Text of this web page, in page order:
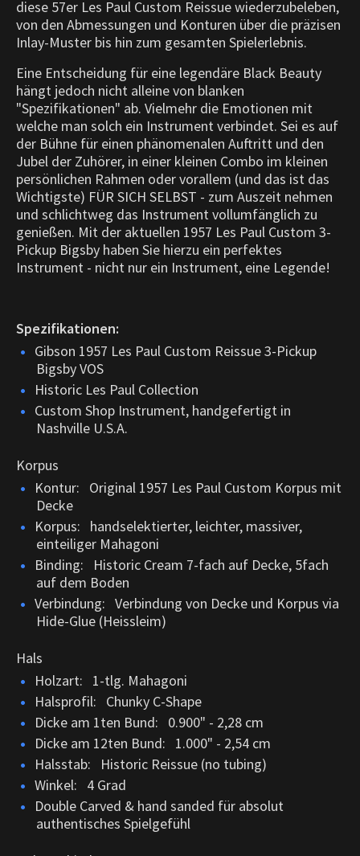
diese 57er Les Paul Custom Reissue wiederzubeleben,
von den Abmessungen und Konturen über die präzisen
Inlay-Muster bis hin zum gesamten Spielerlebnis.
Eine Entscheidung für eine legendäre Black Beauty
hängt jedoch nicht alleine von blanken
"Spezifikationen" ab. Vielmehr die Emotionen mit
welche man solch ein Instrument verbindet. Sei es auf
der Bühne für einen phänomenalen Auftritt und den
Jubel der Zuhörer, in einer kleinen Combo im kleinen
persönlichen Rahmen oder vorallem (und das ist das
Wichtigste) FÜR SICH SELBST - zum Auszeit nehmen
und schlichtweg das Instrument vollumfänglich zu
genießen. Mit der aktuellen 1957 Les Paul Custom 3-
Pickup Bigsby haben Sie hierzu ein perfektes
Instrument - nicht nur ein Instrument, eine Legende!
Spezifikationen:
Gibson 1957 Les Paul Custom Reissue 3-Pickup
Bigsby VOS
Historic Les Paul Collection
Custom Shop Instrument, handgefertigt in
Nashville U.S.A.
Korpus
Kontur: Original 1957 Les Paul Custom Korpus mit
Decke
Korpus: handselektierter, leichter, massiver,
einteiliger Mahagoni
Binding: Historic Cream 7-fach auf Decke, 5fach
auf dem Boden
Verbindung: Verbindung von Decke und Korpus via
Hide-Glue (Heissleim)
Hals
Holzart: 1-tlg. Mahagoni
Halsprofil: Chunky C-Shape
Dicke am 1ten Bund: 0.900" - 2,28 cm
Dicke am 12ten Bund: 1.000" - 2,54 cm
Halsstab: Historic Reissue (no tubing)
Winkel: 4 Grad
Double Carved & hand sanded für absolut
authentisches Spielgefühl